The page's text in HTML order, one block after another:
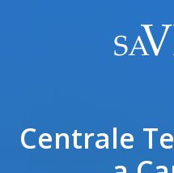
Centrale